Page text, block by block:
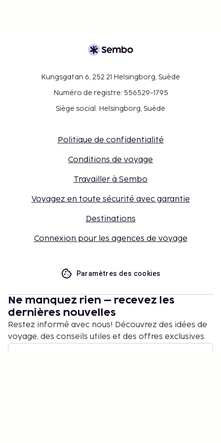
Kungsgatan 6, 252 21 Helsingborg, Suède
Numéro de registre: 556529-1795
Siège social: Helsingborg, Suède
Politique de confidentialité
Conditions de voyage
Travailler à Sembo
Voyagez en toute sécurité avec garantie
Destinations
Connexion pour les agences de voyage
Paramètres des cookies
Ne manquez rien – recevez les
dernières nouvelles
Restez informé avec nous! Découvrez des idées de
voyage, des conseils utiles et des offres exclusives.